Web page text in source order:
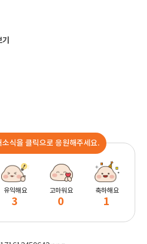
식을 클릭으로 응원해주세요.
유익해요
3
고마워요
0
축하해요
1